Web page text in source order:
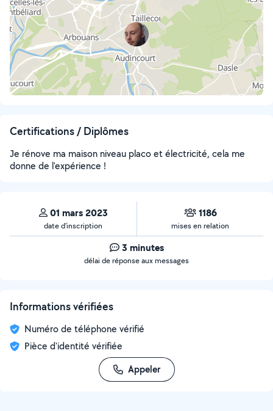
Certifications / Diplômes
Je rénove ma maison niveau placo et électricité, cela me
donne de l'expérience !
01 mars 2023
date d’inscription
1186
mises en relation
3 minutes
délai de réponse aux messages
Informations vérifiées
Numéro de téléphone vérifié
Pièce d'identité vérifiée
Appeler